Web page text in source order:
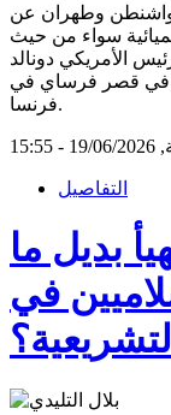
واشنطن وطهران عن
سواء من حيث
الأمريكي دونالد
في قصر فرساي في
فرنسا.
التفاصيل
بديل ما
في